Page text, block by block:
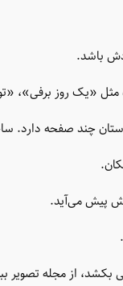
باشد.
«یک روز برفی»،
چند صفحه دارد.
پیش می‌آید.
بکشد، از مجله تصویر